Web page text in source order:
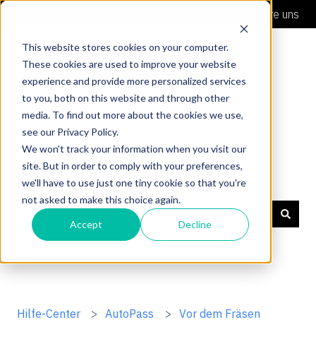
This website stores cookies on your computer.
These cookies are used to improve your website
experience and provide more personalized services
to you, both on this website and through other
media. To find out more about the cookies we use,
see our Privacy Policy.
We won't track your information when you visit our
site. But in order to comply with your preferences,
we'll have to use just one tiny cookie so that you're
not asked to make this choice again.
Accept Decline
Kontaktiere uns
Hilfe-Center
Es gibt keine Vorschläge, da das Suchfeld leer ist.
Hilfe-Center AutoPass Vor dem Fräsen